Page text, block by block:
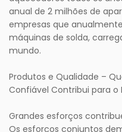
anual de 2 milhões de
empresas que
máquinas de solda,
mundo.
Produtos e Qualidade –
Confiável Contribui para
Grandes esforços
Os esforços conjuntos